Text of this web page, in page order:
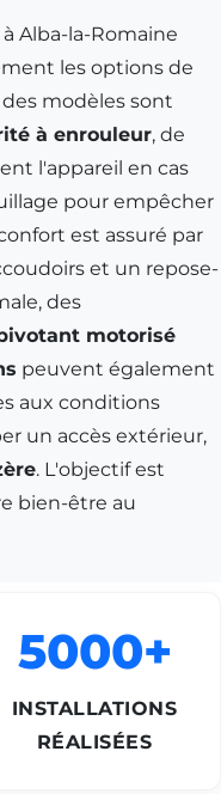
à Alba-la-Romaine
les options de
modèles sont
à enrouleur, de
l'appareil en cas
pour empêcher
est assuré par
et un repose-
des
motorisé
peuvent également
aux conditions
un accès extérieur,
. L'objectif est
bien-être au
5000+
INSTALLATIONS
RÉALISÉES